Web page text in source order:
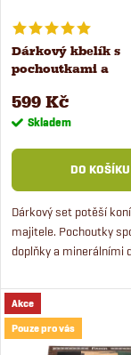
í
p
r
o
d
u
k
t
s
p
r
o
d
u
k
Dárkový kbelík s
pochoutkami a
koně
599 Kč
Skladem
DO KOŠÍKU
Dárkový set potěší
majitele. Pochoutky
doplňky a minerálními
stáje i na pastvinu.
pochoutky jsou vhodné...
Akce
Pouze pro vás